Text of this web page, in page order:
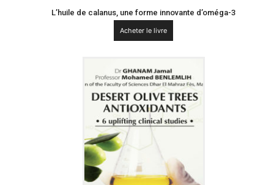
L’huile de calanus, une forme innovante d’oméga-3
Acheter le livre